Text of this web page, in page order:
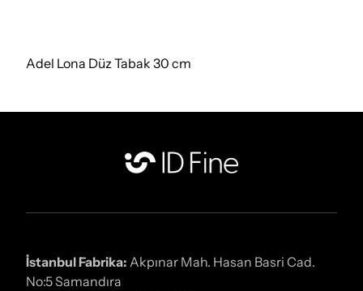
Adel Lona Düz Tabak 30 cm
İstanbul Fabrika: Akpınar Mah. Hasan Basri Cad.
No:5 Samandıra